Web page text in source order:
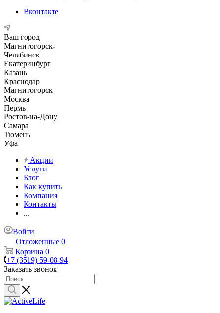
Вконтакте
Ваш город
Магнитогорск
Челябинск
Екатеринбург
Казань
Краснодар
Магнитогорск
Москва
Пермь
Ростов-на-Дону
Самара
Тюмень
Уфа
Акции
Услуги
Блог
Как купить
Компания
Контакты
...
Войти
Отложенные 0
Корзина 0
+7 (3519) 59-08-94
Заказать звонок